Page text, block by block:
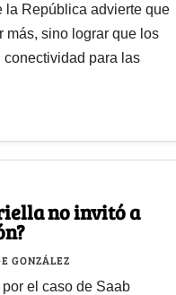
la República advierte que
más, sino lograr que los
conectividad para las
no invitó a
GONZÁLEZ
el caso de Saab